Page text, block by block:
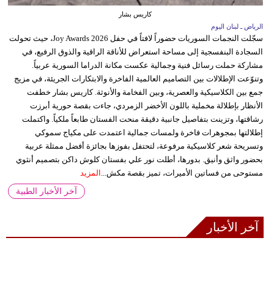
كاريس بشار
الرياض ـ لبنان اليوم
سجّلت النجمات السوريات حضوراً لافتاً في حفل Joy Awards 2026، حيث تحولت
السجادة البنفسجية إلى مساحة استعراض للأناقة الراقية والذوق الرفيع، في
مشاركة حملت رسائل فنية وجمالية عكست مكانة الدراما السورية عربياً.
وتنوّعت الإطلالات بين التصاميم العالمية الفاخرة والابتكارات الجريئة، في مزيج
جمع بين الكلاسيكية والعصرية، وبين الفخامة والأنوثة. كاريس بشار خطفت
الأنظار بإطلالة مخملية باللون الأخضر الزمردي، جاءت بقصة حورية أبرزت
رشاقتها، وتزينت بتفاصيل جانبية دقيقة منحت الفستان طابعاً ملكياً. واكتملت
إطلالتها بمجوهرات فاخرة ولمسات جمالية اعتمدت على مكياج سموكي
وتسريحة شعر كلاسيكية مرفوعة، لتحتفل بفوزها بجائزة أفضل ممثلة عربية
بحضور واثق وأنيق. بدورها، أطلت نور علي بفستان كلوش داكن بتصميم أنثوي
مستوحى من فساتين الأميرات، تميز بقصة مكش...
المزيد
آخر الأخبار الطبية
آخر الأخبار